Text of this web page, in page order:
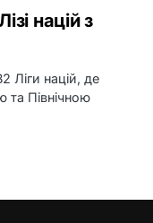
націй з
Ліги націй, де
та Північною